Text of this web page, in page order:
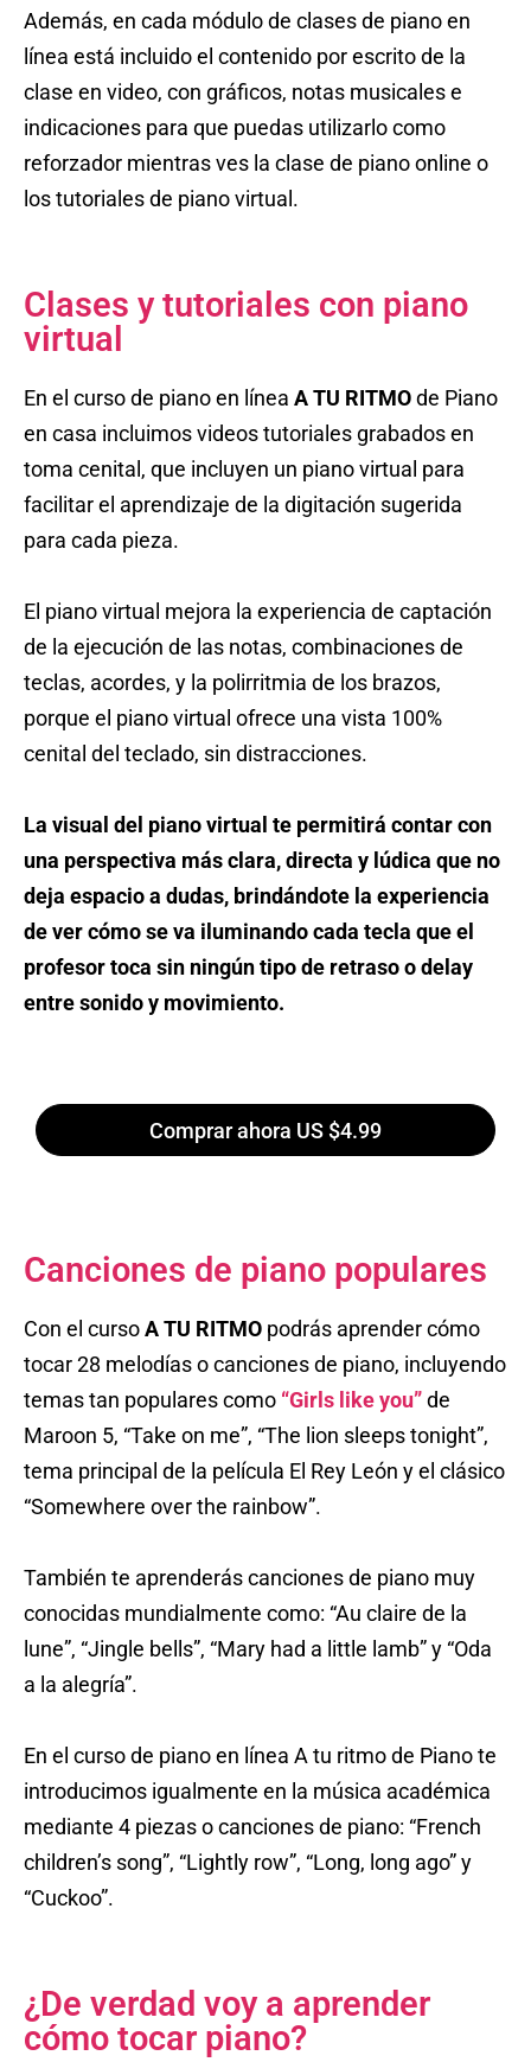
Además, en cada módulo de clases de piano en
línea está incluido el contenido por escrito de la
clase en video, con gráficos, notas musicales e
indicaciones para que puedas utilizarlo como
reforzador mientras ves la clase de piano online o
los tutoriales de piano virtual.
Clases y tutoriales con piano
virtual
En el curso de piano en línea A TU RITMOde Piano
en casa incluimos videos tutoriales grabados en
toma cenital, que incluyen un piano virtual para
facilitar el aprendizaje de la digitación sugerida
para cada pieza.
El piano virtual mejora la experiencia de captación
de la ejecución de las notas, combinaciones de
teclas, acordes, y la polirritmia de los brazos,
porque el piano virtual ofrece una vista 100%
cenital del teclado, sin distracciones.
La visual del piano virtual te permitirá contar con
una perspectiva más clara, directa y lúdica que no
deja espacio a dudas, brindándote la experiencia
de ver cómo se va iluminando cada tecla que el
profesor toca sin ningún tipo de retraso o delay
entre sonido y movimiento.
Comprar ahora US $4.99
Canciones de piano populares
Con el cursoA TU RITMO podrás aprender cómo
tocar 28 melodías o canciones de piano, incluyendo
temas tan populares como “Girls like you”de
Maroon 5, “Take on me”, “The lion sleeps tonight”,
tema principal de la película El Rey León y el clásico
“Somewhere over the rainbow”.
También te aprenderás canciones de piano muy
conocidas mundialmente como: “Au claire de la
lune”, “Jingle bells”, “Mary had a little lamb” y “Oda
a la alegría”.
En el curso de piano en línea A tu ritmo de Piano te
introducimos igualmente en la música académica
mediante 4 piezas o canciones de piano: “French
children’s song”, “Lightly row”, “Long, long ago” y
“Cuckoo”.
¿De verdad voy a aprender
cómo tocar piano?